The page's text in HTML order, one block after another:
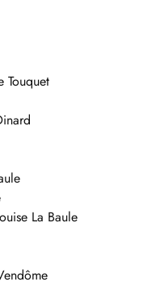
Touquet
La Baule